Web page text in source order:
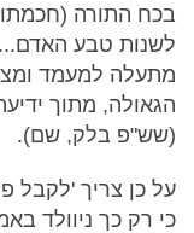
בכח התורה
לשנות טבע האדם...
מתעלה למעמד
הגאולה, מתוך
(שש"פ בלק, שם).
על כן צריך 'לקבל
כי רק כך ניוולד